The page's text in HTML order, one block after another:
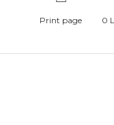
Print page 0